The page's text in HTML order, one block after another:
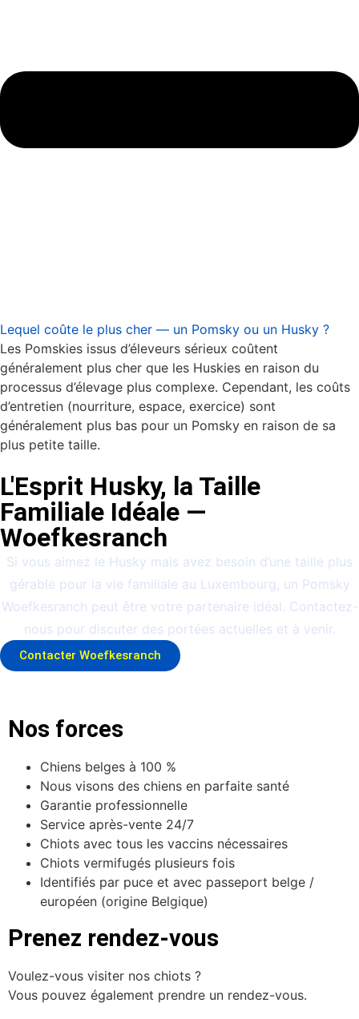
Lequel coûte le plus cher — un Pomsky ou un Husky ?
Les Pomskies issus d’éleveurs sérieux coûtent
généralement plus cher que les Huskies en raison du
processus d’élevage plus complexe. Cependant, les coûts
d’entretien (nourriture, espace, exercice) sont
généralement plus bas pour un Pomsky en raison de sa
plus petite taille.
L'Esprit Husky, la Taille
Familiale Idéale —
Woefkesranch
Si vous aimez le Husky mais avez besoin d’une taille plus
gérable pour la vie familiale au Luxembourg, un Pomsky
Woefkesranch peut être votre partenaire idéal. Contactez-
nous pour discuter des portées actuelles et à venir.
Contacter Woefkesranch
Nos forces
Chiens belges à 100 %
Nous visons des chiens en parfaite santé
Garantie professionnelle
Service après-vente 24/7
Chiots avec tous les vaccins nécessaires
Chiots vermifugés plusieurs fois
Identifiés par puce et avec passeport belge /
européen (origine Belgique)
Prenez rendez-vous
Voulez-vous visiter nos chiots ?
Vous pouvez également prendre un rendez-vous.